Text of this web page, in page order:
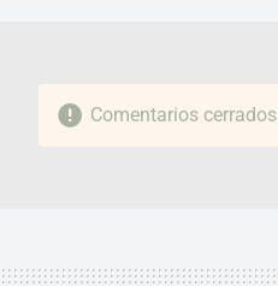
Comentarios cerrados